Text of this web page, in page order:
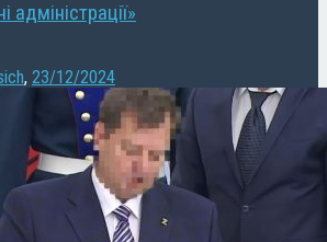
адміністрації»
, 23/12/2024